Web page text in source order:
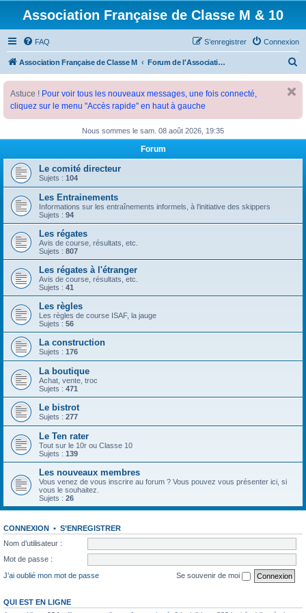
Association Française de Classe M & 10
FAQ Connexion
S’enregistrer
Association Française de Classe M Forum de l'Association Française de Classe M
c
Astuce ! Pour voir tous les nouveaux messages, une fois connecté,
cliquez sur le menu "Accès rapide" en haut à gauche
Nous sommes le sam. 08 août 2026, 19:35
Forum
Le comité directeur
Sujets : 104
Les Entrainements
Informations sur les entraînements informels, à l'initiative des skippers
Sujets : 94
Les régates
Avis de course, résultats, etc.
Sujets : 807
Les régates à l'étranger
Avis de course, résultats, etc.
Sujets : 41
Les règles
Les règles de course ISAF, la jauge
Sujets : 56
La construction
Sujets : 176
La boutique
Achat, vente, troc
Sujets : 471
Le bistrot
Sujets : 277
Le Ten rater
Tout sur le 10r ou Classe 10
Sujets : 139
Les nouveaux membres
Vous venez de vous inscrire au forum ? Vous pouvez vous présenter ici, si
vous le souhaitez.
Sujets : 26
CONNEXION • S’ENREGISTRER
Nom d’utilisateur :
Mot de passe :
J’ai oublié mon mot de passe
Se souvenir de moi
QUI EST EN LIGNE